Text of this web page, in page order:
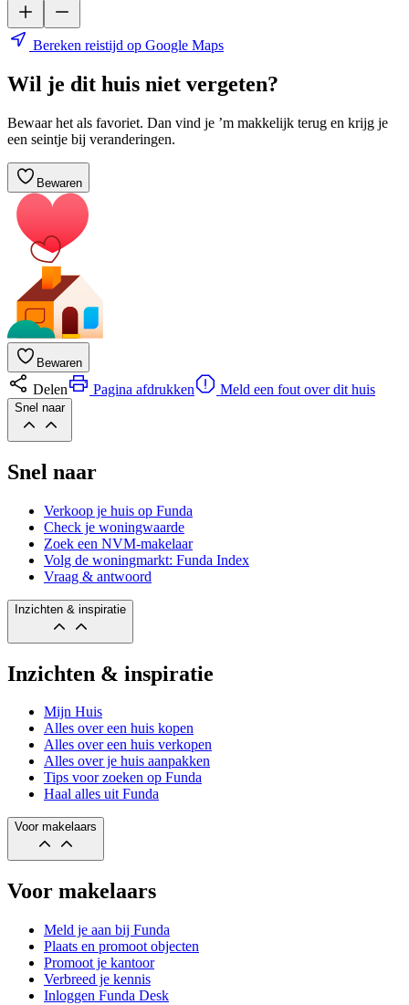
Bereken reistijd op Google Maps
Wil je dit huis niet vergeten?
Bewaar het als favoriet. Dan vind je ’m makkelijk terug en krijg je
een seintje bij veranderingen.
Bewaren
Bewaren
Delen Pagina afdrukken Meld een fout over dit huis
Snel naar
Snel naar
Verkoop je huis op Funda
Check je woningwaarde
Zoek een NVM-makelaar
Volg de woningmarkt: Funda Index
Vraag & antwoord
Inzichten & inspiratie
Inzichten & inspiratie
Mijn Huis
Alles over een huis kopen
Alles over een huis verkopen
Alles over je huis aanpakken
Tips voor zoeken op Funda
Haal alles uit Funda
Voor makelaars
Voor makelaars
Meld je aan bij Funda
Plaats en promoot objecten
Promoot je kantoor
Verbreed je kennis
Inloggen Funda Desk